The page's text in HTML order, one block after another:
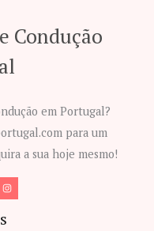
Condução
em Portugal?
para um
a sua hoje mesmo!